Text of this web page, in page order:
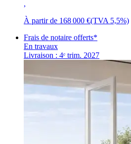
,
À partir de 168 000 €(TVA 5,5%)
Frais de notaire offerts*
En travaux
Livraison : 4ᵉ trim. 2027